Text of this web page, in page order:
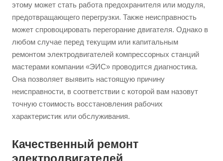
этому может стать работа предохранителя или модуля,
предотвращающего перегрузки. Также неисправность
может спровоцировать перегорание двигателя. Однако в
любом случае перед текущим или капитальным
ремонтом электродвигателей компрессорных станций
мастерами компании «ЭИС» проводится диагностика.
Она позволяет выявить настоящую причину
неисправности, в соответствии с которой вам назовут
точную стоимость восстановления рабочих
характеристик или обслуживания.
Качественный ремонт